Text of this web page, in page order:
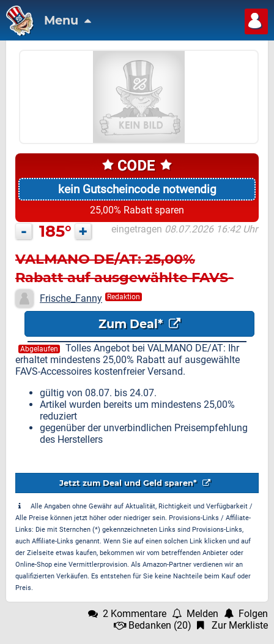
Menu
kein Gutscheincode notwendig
25,00% Rabatt sparen
- 185° + eingetragen 08.07.2026 16:42 Uhr
VALMANO DE/AT: 25,00%
Rabatt auf ausgewählte FAVS-
Accessoires kostenfreier
Versand
Frische_Fanny Redaktion
Zum Deal*
Abgelaufen
Tolles Angebot bei VALMANO DE/AT: Ihr
erhaltet mindestens 25,00% Rabatt auf ausgewählte
FAVS-Accessoires kostenfreier Versand.
gültig von 08.07. bis 24.07.
Artikel wurden bereits um mindestens 25,00%
reduziert
gegenüber der unverbindlichen Preisempfehlung
des Herstellers
Jetzt zum Deal und Geld sparen*
Alle Angaben ohne Gewähr auf Aktualität, Richtigkeit und Verfügbarkeit /
Alle Preise können jetzt höher oder niedriger sein. Provisions-Links / Affiliate-
Links: Die mit Sternchen (*) gekennzeichneten Links sind Provisions-Links,
auch Affiliate-Links genannt. Wenn Sie auf einen solchen Link klicken und auf
der Zielseite etwas kaufen, bekommen wir vom betreffenden Anbieter oder
Online-Shop eine Vermittlerprovision. Als Amazon-Partner verdienen wir an
qualifizierten Verkäufen. Es entstehen für Sie keine Nachteile beim Kauf oder
Preis.
2 Kommentare Melden
Folgen
Bedanken (20) Zur Merkliste